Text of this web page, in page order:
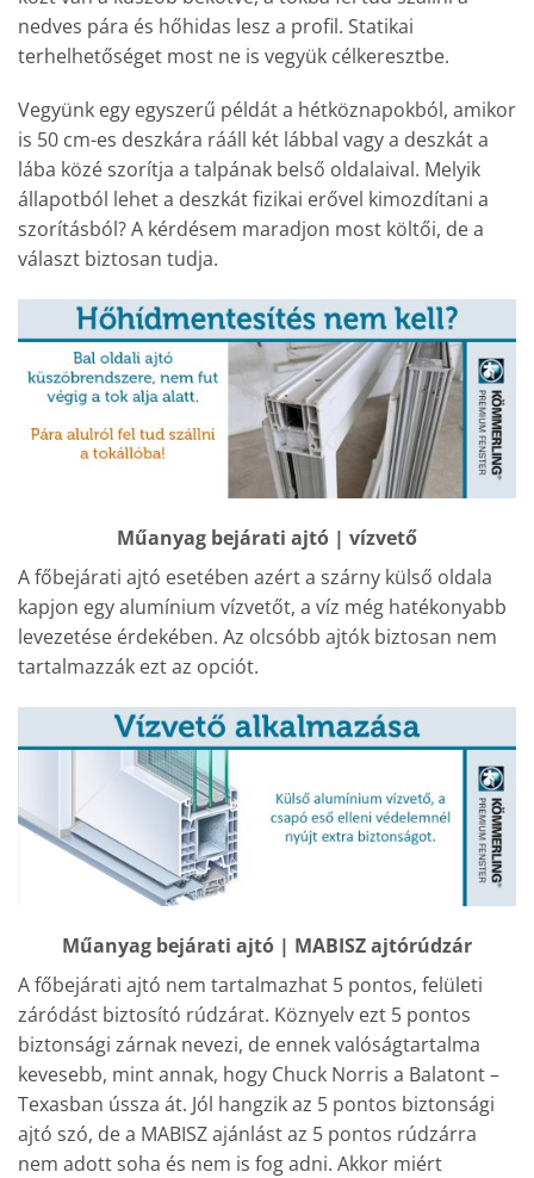
nedves pára és hőhidas lesz a profil. Statikai
terhelhetőséget most ne is vegyük célkeresztbe.
Vegyünk egy egyszerű példát a hétköznapokból, amikor
is 50 cm-es deszkára rááll két lábbal vagy a deszkát a
lába közé szorítja a talpának belső oldalaival. Melyik
állapotból lehet a deszkát fizikai erővel kimozdítani a
szorításból? A kérdésem maradjon most költői, de a
választ biztosan tudja.
Műanyag bejárati ajtó | vízvető
A főbejárati ajtó esetében azért a szárny külső oldala
kapjon egy alumínium vízvetőt, a víz még hatékonyabb
levezetése érdekében. Az olcsóbb ajtók biztosan nem
tartalmazzák ezt az opciót.
Műanyag bejárati ajtó | MABISZ ajtórúdzár
A főbejárati ajtó nem tartalmazhat 5 pontos, felületi
záródást biztosító rúdzárat. Köznyelv ezt 5 pontos
biztonsági zárnak nevezi, de ennek valóságtartalma
kevesebb, mint annak, hogy Chuck Norris a Balatont –
Texasban ússza át. Jól hangzik az 5 pontos biztonsági
ajtó szó, de a MABISZ ajánlást az 5 pontos rúdzárra
nem adott soha és nem is fog adni. Akkor miért